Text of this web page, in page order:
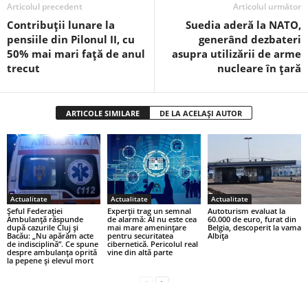
Articolul precedent
Contribuții lunare la
pensiile din Pilonul II, cu
50% mai mari față de anul
trecut
Articolul următor
Suedia aderă la NATO,
generând dezbateri
asupra utilizării de arme
nucleare în țară
ARTICOLE SIMILARE DE LA ACELAȘI AUTOR
Actualitate
Șeful Federației
Ambulanță răspunde
după cazurile Cluj și
Bacău: „Nu apărăm acte
de indisciplină”. Ce spune
despre ambulanța oprită
la pepene și elevul mort
Actualitate
Experții trag un semnal
de alarmă: AI nu este cea
mai mare amenințare
pentru securitatea
cibernetică. Pericolul real
vine din altă parte
Actualitate
Autoturism evaluat la
60.000 de euro, furat din
Belgia, descoperit la vama
Albiţa